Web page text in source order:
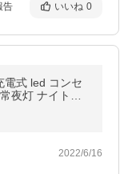
告 いいね 0
電式 led コンセ
夜灯 ナイトラ
2個 マグネット
2022/6/16